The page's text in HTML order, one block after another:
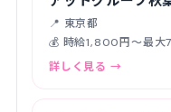
📍 東京都
💰 時給1,800円〜最大7
詳しく見る →